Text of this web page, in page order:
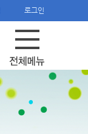
로그인